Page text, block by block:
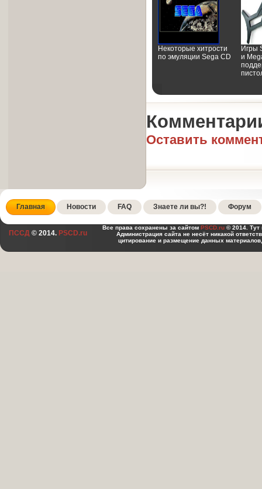
Некоторые хитрости
по эмуляции Sega CD
Игры
и
Оставить
Главная Новости FAQ Знаете ли вы?! Форум
ПССД © 2014. PSCD.ru
Все права сохранены за сайтом PSCD.ru © 2014. Тут
Администрация сайта не несёт никакой
цитирование и размещение данных